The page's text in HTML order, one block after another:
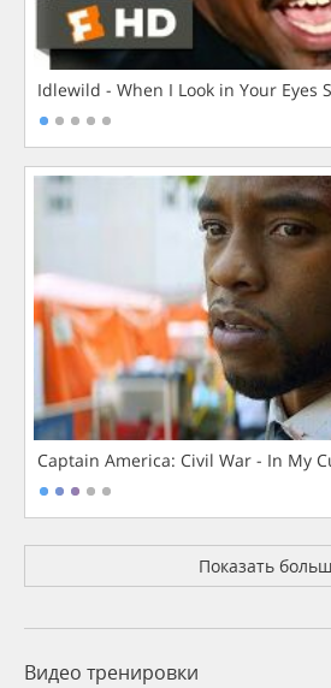
Idlewild - When I Look in Your Eyes
Captain America: Civil War - In My
Показать
Видео тренировки